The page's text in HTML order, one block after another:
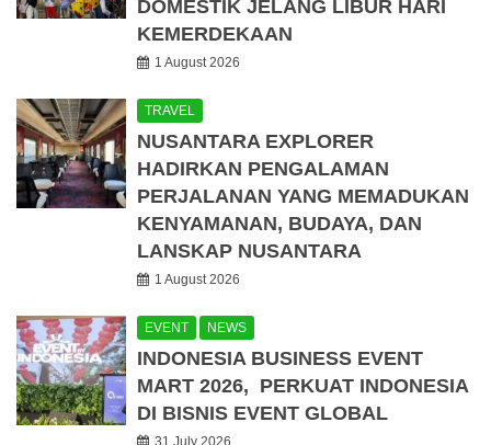
DOMESTIK JELANG LIBUR HARI
KEMERDEKAAN
1 August 2026
TRAVEL
NUSANTARA EXPLORER
HADIRKAN PENGALAMAN
PERJALANAN YANG MEMADUKAN
KENYAMANAN, BUDAYA, DAN
LANSKAP NUSANTARA
1 August 2026
EVENT NEWS
INDONESIA BUSINESS EVENT
MART 2026, PERKUAT INDONESIA
DI BISNIS EVENT GLOBAL
31 July 2026